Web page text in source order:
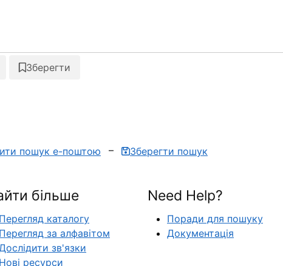
Зберегти
пошук е-поштою Зберегти пошук
більше
Перегляд каталогу
Перегляд за алфавітом
зв'язки
Нові ресурси
Need Help?
Поради для пошуку
Документація